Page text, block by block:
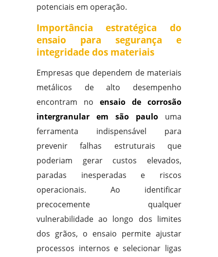
potenciais em operação.
Importância estratégica do
ensaio para segurança e
integridade dos materiais
Empresas que dependem de materiais
metálicos de alto desempenho
encontram no ensaio de corrosão
intergranular em são paulo uma
ferramenta indispensável para
prevenir falhas estruturais que
poderiam gerar custos elevados,
paradas inesperadas e riscos
operacionais. Ao identificar
precocemente qualquer
vulnerabilidade ao longo dos limites
dos grãos, o ensaio permite ajustar
processos internos e selecionar ligas